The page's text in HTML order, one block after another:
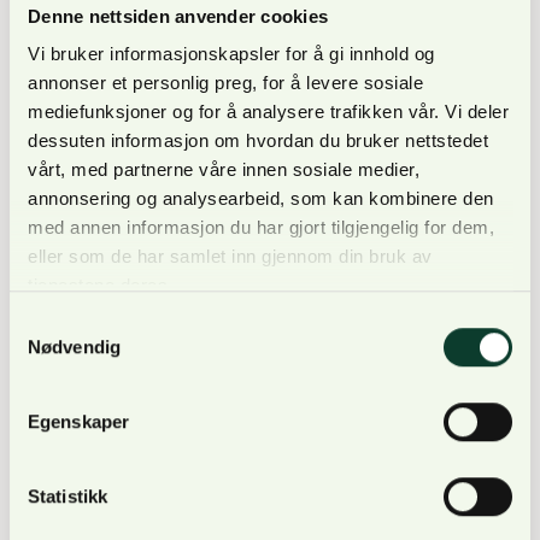
Denne nettsiden anvender cookies
Vi bruker informasjonskapsler for å gi innhold og
annonser et personlig preg, for å levere sosiale
mediefunksjoner og for å analysere trafikken vår. Vi deler
dessuten informasjon om hvordan du bruker nettstedet
vårt, med partnerne våre innen sosiale medier,
annonsering og analysearbeid, som kan kombinere den
med annen informasjon du har gjort tilgjengelig for dem,
eller som de har samlet inn gjennom din bruk av
Nødvendig
Egenskaper
Statistikk
og salg av tomter og hytter, til omsetning av
mineral forekomster og kraftproduksjon. Dette har
også preget næringspolitikken i organisasjonen. Her
står hensynet til de samlede eiendomsressursene i
høysetet.
Konsulentmiljøet i NORSKOG har kompetanse og
praktisk erfaring med naturbasert produktutvikling,
gjennomført og vært delaktig i ulike FoU-prosjekter
nødvendige kompetansen for å dekke fagspekteret
Mulighetsanalyser med utgangspunkt i tilgjengelige